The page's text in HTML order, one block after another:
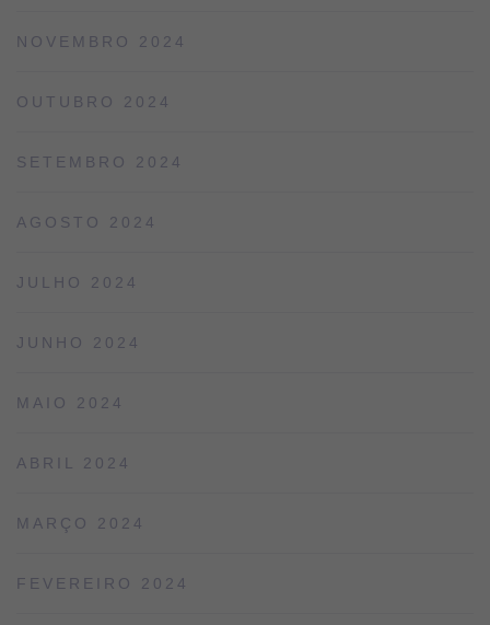
NOVEMBRO 2024
OUTUBRO 2024
SETEMBRO 2024
AGOSTO 2024
JULHO 2024
JUNHO 2024
MAIO 2024
ABRIL 2024
MARÇO 2024
FEVEREIRO 2024